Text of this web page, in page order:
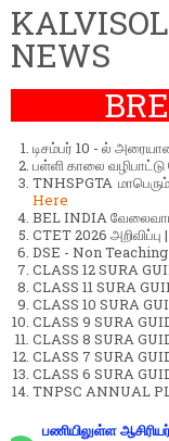
NEWS
டிசம்பர் 10 - ல்
பள்ளி காலை
TNHSPGTA
Here
BEL INDIA
CTET 2026 அறிவிப்பு |
DSE - Non
CLASS 12 SURA
CLASS 11 SURA
CLASS 10 SURA
CLASS 9 SURA
CLASS 8 SURA
CLASS 7 SURA
CLASS 6 SURA
TNPSC ANNUAL
பணியிலுள்ள